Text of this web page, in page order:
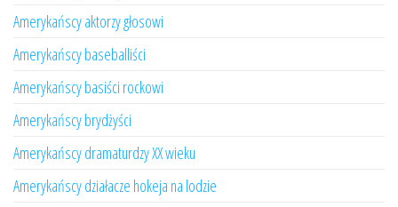
Amerykańscy aktorzy głosowi
Amerykańscy baseballiści
Amerykańscy basiści rockowi
Amerykańscy brydżyści
Amerykańscy dramaturdzy XX wieku
Amerykańscy działacze hokeja na lodzie